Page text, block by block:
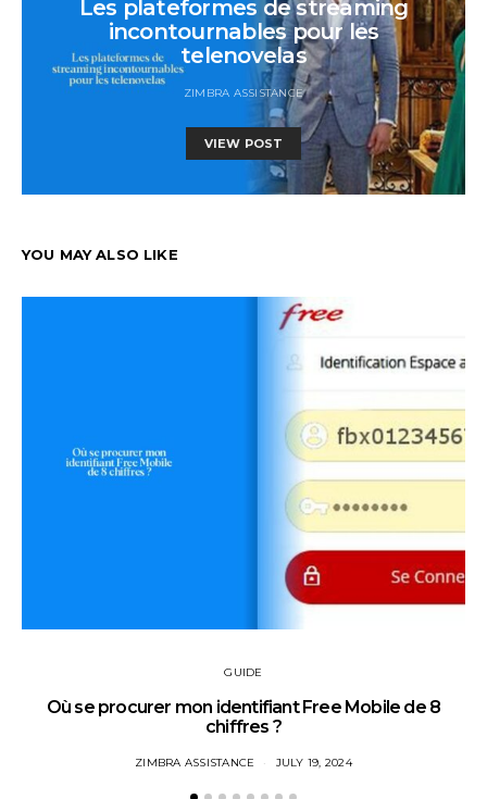
Les plateformes de streaming
incontournables pour les
telenovelas
ZIMBRA ASSISTANCE
VIEW POST
YOU MAY ALSO LIKE
GUIDE
Où se procurer mon identifiant Free Mobile de 8
chiffres ?
ZIMBRA ASSISTANCE JULY 19, 2024